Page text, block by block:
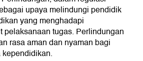
upaya melindungi pendidik
yang menghadapi
pelaksanaan tugas. Perlindungan
rasa aman dan nyaman bagi